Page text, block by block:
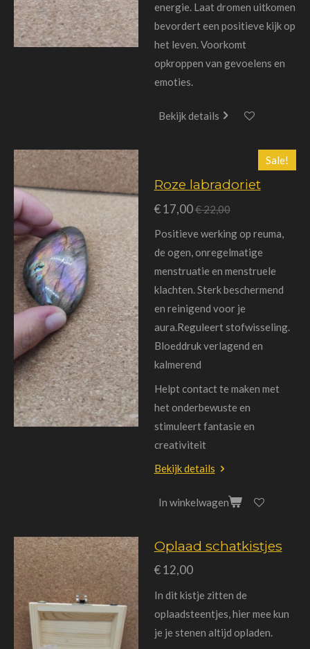
energie. Laat dromen uitkomen
bevordert een positieve kijk op
het leven. Voorkomt
opkroppen van gevoelens en
emoties.
Bekijk details
Sale!
Roze labradoriet
€ 17,00€ 22,00
Positieve werking op reuma,
de ogen, onregelmatige
menstruatie en menstruele
klachten. Sterk beschermend
en reinigend voor je
aura.Reguleert stofwisseling.
Bloeddruk verlagend en
kalmerend
Helpt contact te maken met
het onderbewuste en
stimuleert fantasie en
creativiteit
Bekijk details
In winkelwagen
Oplaad schatkistjes
€ 12,00
In dit kistje zitten de
oplaadsteentjes, hier mee kun
je je stenen altijd opladen.